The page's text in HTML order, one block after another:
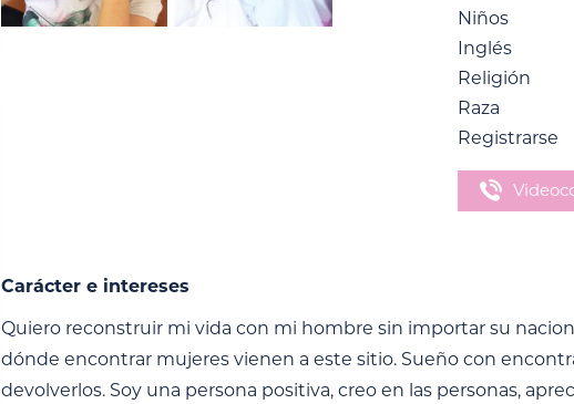
Niños
Inglés
Religión
Raza
Registrarse
Carácter e intereses
Quiero reconstruir mi vida con mi hombre sin importar su
dónde encontrar mujeres vienen a este sitio. Sueño con
devolverlos. Soy una persona positiva, creo en las personas,